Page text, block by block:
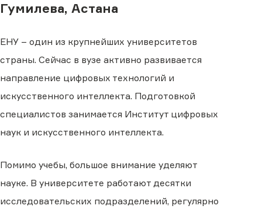
Гумилева, Астана
ЕНУ – один из крупнейших университетов
страны. Сейчас в вузе активно развивается
направление цифровых технологий и
искусственного интеллекта. Подготовкой
специалистов занимается Институт цифровых
наук и искусственного интеллекта.
Помимо учебы, большое внимание уделяют
науке. В университете работают десятки
исследовательских подразделений, регулярно